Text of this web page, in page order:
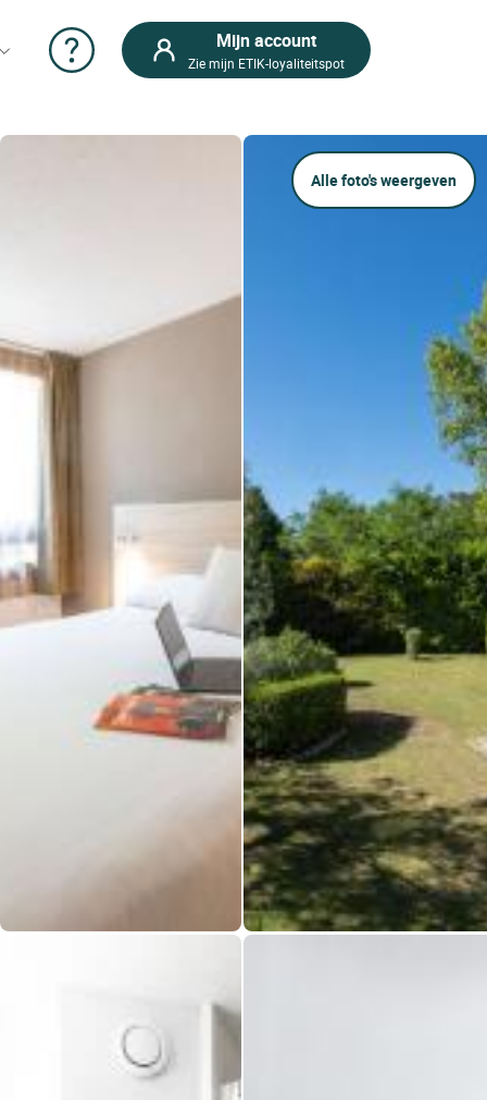
Mijn account
Zie mijn ETIK-loyaliteitspot
Alle foto's weergeven